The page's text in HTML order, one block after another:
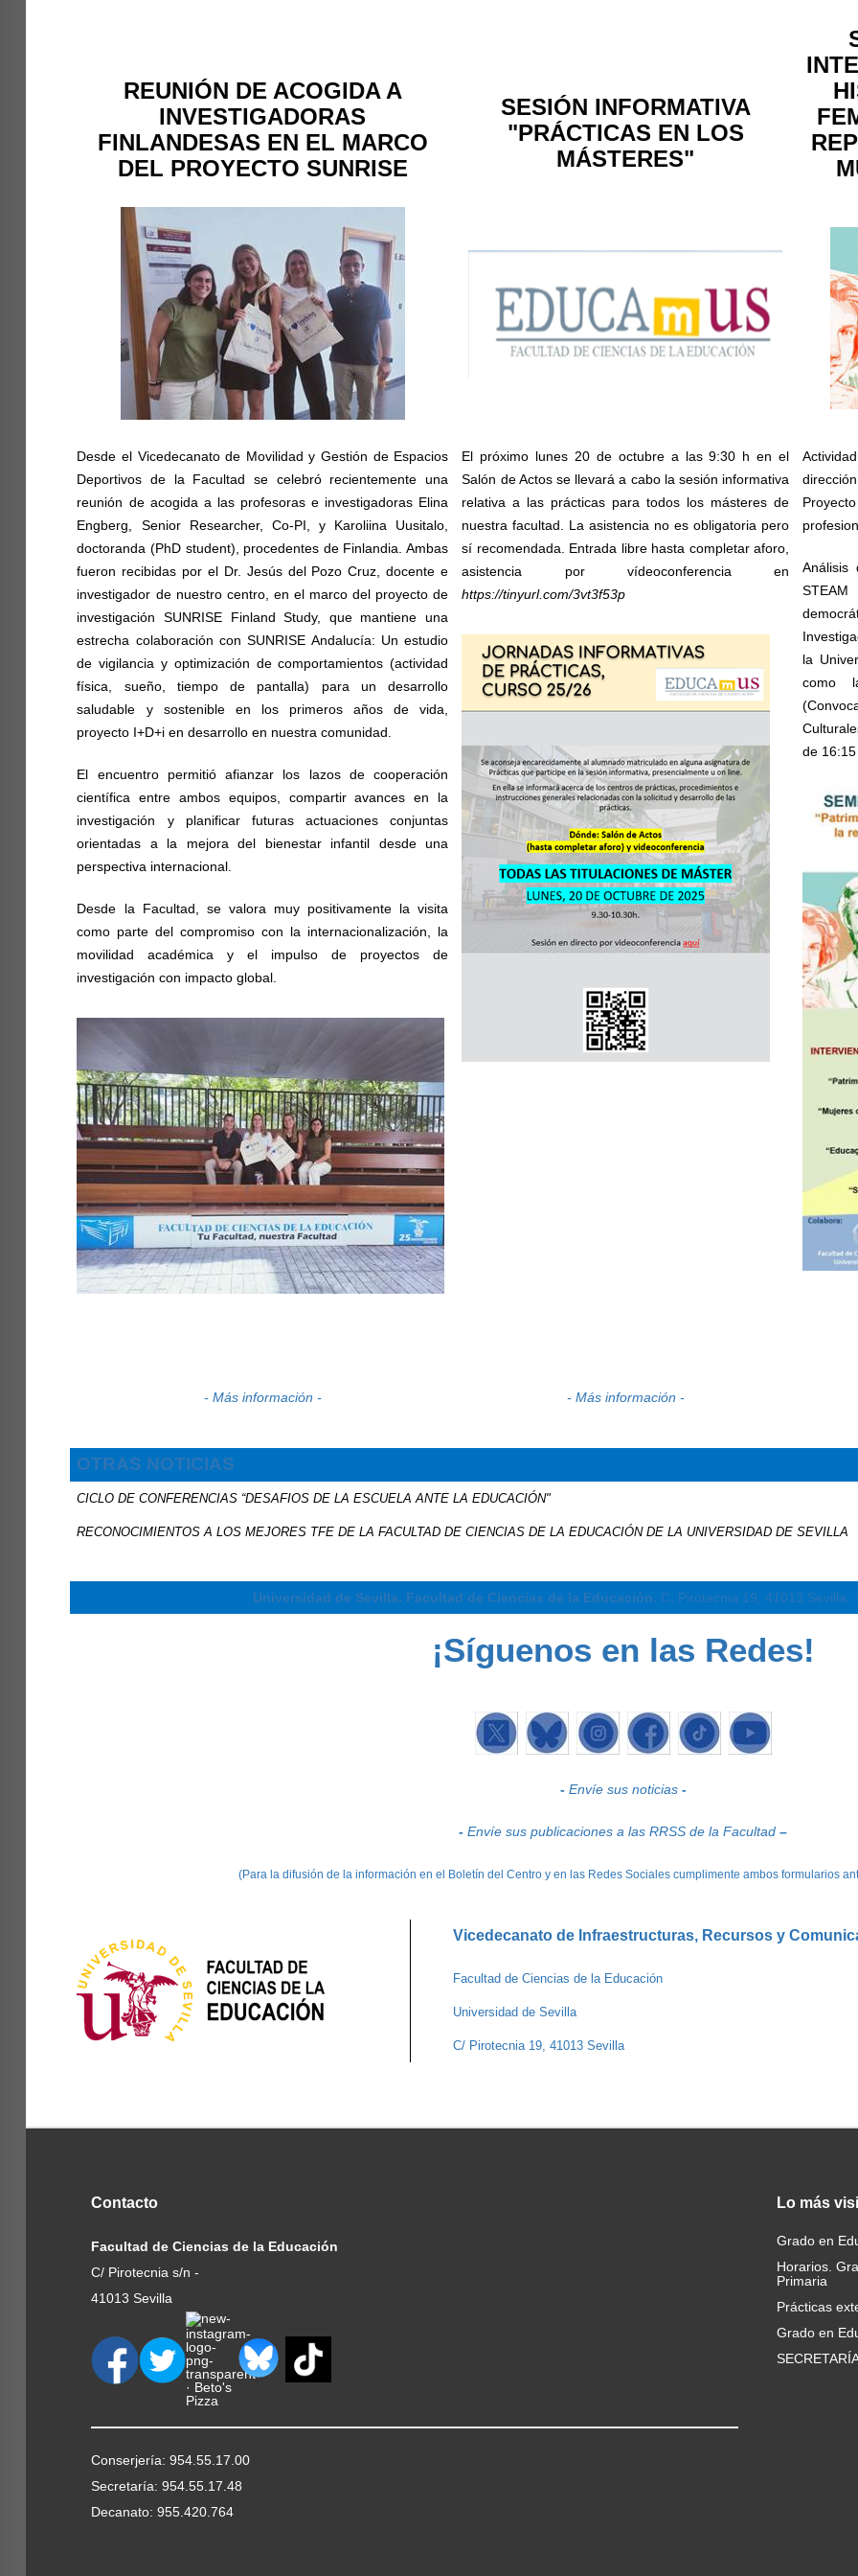
REUNIÓN DE ACOGIDA A
INVESTIGADORAS
FINLANDESAS EN EL MARCO
DEL PROYECTO SUNRISE
SESIÓN INFORMATIVA
"PRÁCTICAS EN LOS
MÁSTERES"
Desde el Vicedecanato de Movilidad y Gestión de Espacios
Deportivos de la Facultad se celebró recientemente una
reunión de acogida a las profesoras e investigadoras Elina
Engberg, Senior Researcher, Co-PI, y Karoliina Uusitalo,
doctoranda (PhD student), procedentes de Finlandia. Ambas
fueron recibidas por el Dr. Jesús del Pozo Cruz, docente e
investigador de nuestro centro, en el marco del proyecto de
investigación SUNRISE Finland Study, que mantiene una
estrecha colaboración con SUNRISE Andalucía: Un estudio
de vigilancia y optimización de comportamientos (actividad
física, sueño, tiempo de pantalla) para un desarrollo
saludable y sostenible en los primeros años de vida,
proyecto I+D+i en desarrollo en nuestra comunidad.
El encuentro permitió afianzar los lazos de cooperación
científica entre ambos equipos, compartir avances en la
investigación y planificar futuras actuaciones conjuntas
orientadas a la mejora del bienestar infantil desde una
perspectiva internacional.
Desde la Facultad, se valora muy positivamente la visita
como parte del compromiso con la internacionalización, la
movilidad académica y el impulso de proyectos de
investigación con impacto global.
El próximo lunes 20 de octubre a las 9:30 h en el
Salón de Actos se llevará a cabo la sesión informativa
relativa a las prácticas para todos los másteres de
nuestra facultad. La asistencia no es obligatoria pero
sí recomendada. Entrada libre hasta completar aforo,
asistencia por vídeoconferencia en
https://tinyurl.com/3vt3f53p
Análisis
la
como
de 16:15
- Más información - - Más información -
OTRAS NOTICIAS
CICLO DE CONFERENCIAS “DESAFIOS DE LA ESCUELA ANTE LA EDUCACIÓN"
RECONOCIMIENTOS A LOS MEJORES TFE DE LA FACULTAD DE CIENCIAS DE LA EDUCACIÓN DE LA UNIVERSIDAD DE SEVILLA
Universidad de Sevilla. Facultad de Ciencias de la Educación. C. Pirotecnia 19, 41013 Sevilla.
¡Síguenos en las Redes!
- Envíe sus noticias-
-Envíe sus publicaciones a las RRSS de la Facultad –
(Para la difusión de la información en el Boletín del Centro y en las Redes Sociales cumplimente ambos formularios
Vicedecanato de Infraestructuras, Recursos y
Facultad de Ciencias de la Educación
Universidad de Sevilla
C/ Pirotecnia 19, 41013 Sevilla
Contacto
Facultad de Ciencias de la Educación
C/ Pirotecnia s/n -
41013 Sevilla
Conserjería: 954.55.17.00
Secretaría: 954.55.17.48
Decanato: 955.420.764
Lo más
Grado en
Horarios.
Primaria
Prácticas
Grado en